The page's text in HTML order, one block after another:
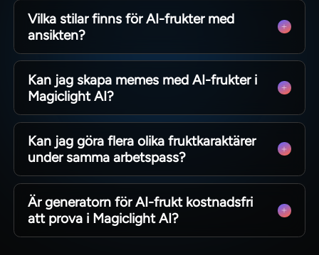
animeringsmodeller för att skapa 10–15
sekunders-klipp som exporteras i HD.
Vilka stilar finns för AI-frukter med
ansikten?
Över 20 alternativ: tecknad film, Pixar-3D, serier,
illustration, platt grafik och bildböcker, varje stil
ger frukten ett eget utseende.
Kan jag skapa memes med AI-frukter i
Magiclight AI?
Absolut, generera meme-frukter från text, ändra
miner och tillbehör samt välj stil efter ditt meme-
format.
Kan jag göra flera olika fruktkaraktärer
under samma arbetspass?
Ja, återanvänd dina stilinställningar och bygg en
hel grupp av fruktkaraktärer i ett enda tillfälle.
Är generatorn för AI-frukt kostnadsfri
att prova i Magiclight AI?